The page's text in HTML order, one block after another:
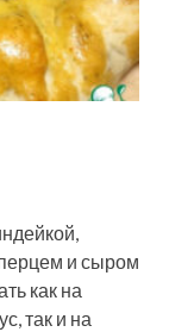
и сыром
как на
так и на